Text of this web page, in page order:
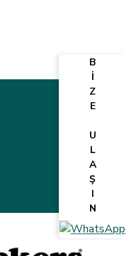
B
İ
Z
E
U
L
A
Ş
I
N